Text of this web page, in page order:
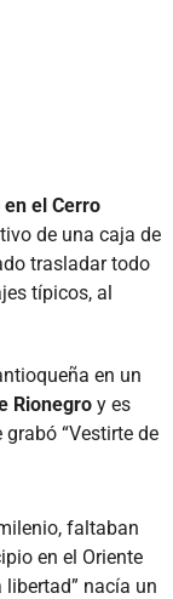
el Cerro
de una caja de
trasladar todo
típicos, al
en un
Rionegro y es
“Vestirte de
faltaban
en el Oriente
nacía un